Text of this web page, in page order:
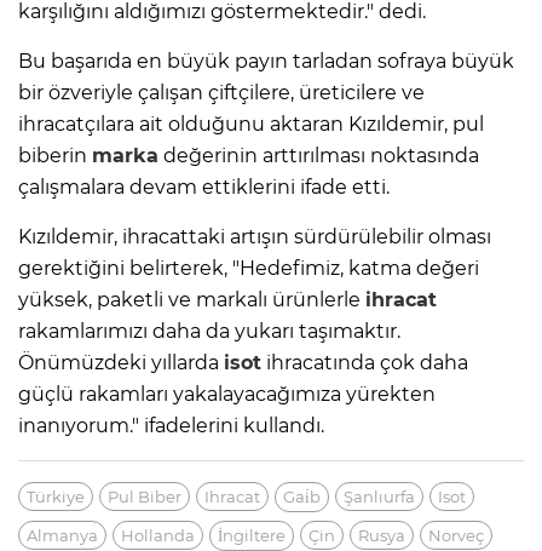
karşılığını aldığımızı göstermektedir." dedi.
Bu başarıda en büyük payın tarladan sofraya büyük
bir özveriyle çalışan çiftçilere, üreticilere ve
ihracatçılara ait olduğunu aktaran Kızıldemir, pul
biberin marka değerinin arttırılması noktasında
çalışmalara devam ettiklerini ifade etti.
Kızıldemir, ihracattaki artışın sürdürülebilir olması
gerektiğini belirterek, "Hedefimiz, katma değeri
yüksek, paketli ve markalı ürünlerle ihracat
rakamlarımızı daha da yukarı taşımaktır.
Önümüzdeki yıllarda isot ihracatında çok daha
güçlü rakamları yakalayacağımıza yürekten
inanıyorum." ifadelerini kullandı.
Türkiye Pul Biber Ihracat Gai̇b Şanlıurfa
Isot
Almanya
Hollanda İngiltere Çin Rusya
Norveç